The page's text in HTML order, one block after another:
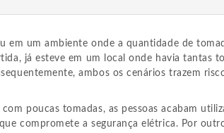
em um ambiente onde a quantidade de
já esteve em um local onde havia tantas
ambos os cenários trazem
com poucas tomadas, as pessoas acabam
compromete a segurança elétrica. Por